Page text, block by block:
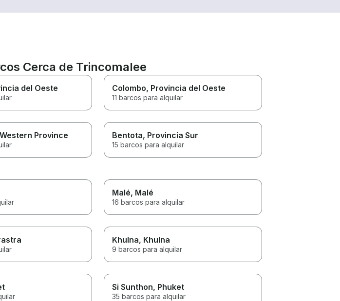
Cerca de Trincomalee
del Oeste Colombo, Provincia del Oeste
11 barcos para alquilar
Province Bentota, Provincia Sur
15 barcos para alquilar
Malé, Malé
16 barcos para alquilar
Khulna, Khulna
9 barcos para alquilar
Si Sunthon, Phuket
35 barcos para alquilar